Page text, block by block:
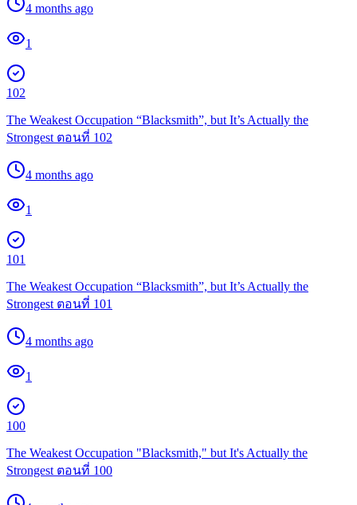
4 months ago
1
102
The Weakest Occupation “Blacksmith”, but It’s Actually the
Strongest ตอนที่ 102
4 months ago
1
101
The Weakest Occupation “Blacksmith”, but It’s Actually the
Strongest ตอนที่ 101
4 months ago
1
100
The Weakest Occupation "Blacksmith," but It's Actually the
Strongest ตอนที่ 100